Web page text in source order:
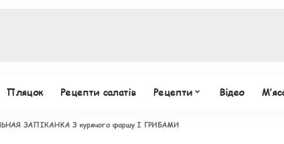
Пляцок Рецепти салатів Рецепти Відео
ЗАПІКАНКА З курячого фаршу І ГРИБАМИ